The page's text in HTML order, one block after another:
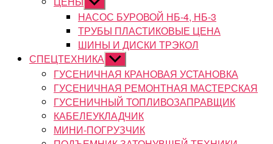
подменю
НАСОС БУРОВОЙ НБ-4, НБ-3
ТРУБЫ ПЛАСТИКОВЫЕ ЦЕНА
ШИНЫ И ДИСКИ ТРЭКОЛ
СПЕЦТЕХНИКА Показывать
подменю
ГУСЕНИЧНАЯ КРАНОВАЯ УСТАНОВКА
ГУСЕНИЧНАЯ РЕМОНТНАЯ МАСТЕРСКАЯ
ГУСЕНИЧНЫЙ ТОПЛИВОЗАПРАВЩИК
КАБЕЛЕУКЛАДЧИК
МИНИ-ПОГРУЗЧИК